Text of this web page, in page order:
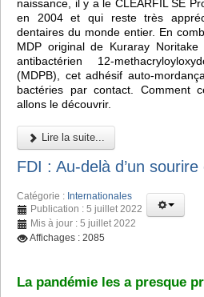
naissance, il y a le CLEARFIL SE
en 2004 et qui reste très
dentaires du monde entier. En
MDP original de Kuraray
antibactérien 12-
(MDPB), cet adhésif auto-
bactéries par contact. Comment
allons le découvrir.
Lire la suite...
FDI : Au-delà d’un
Catégorie : Internationales
Publication : 5 juillet 2022
Mis à jour : 5 juillet 2022
Affichages : 2085
La pandémie les a presque